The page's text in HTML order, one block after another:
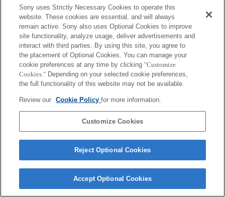
Disponible con un adaptador de monturas
El sonido de control del diafragma se graba con el micrófono interno.
Outside the A (Aperture priority), S (Shutter priority), and M (Manual) modes, the
shutter speed and the aperture can not be adjusted during the movie recording.
En función de las condiciones de grabación, el brillo de la imagen puede no ser
uniforme. Cambia la función [Front Curtain Shutter/Obturador de cortinilla frontal] a
[Off/Apagado].
Si acoplas la [lente del tipo A-mount] usando un Adaptador Mount, la función de
ayuda MF no funciona automáticamente cuando giras el anillo del foco. Puedes
agrandar la imagen seleccionando la función [Focus Magnifier/Lupa de foco] o la
función [MF Assist/Ayuda MF] a cualquier tecla en las "opciones personalizadas".
La función SteadyShot no responde cuando SteadyShot está ajustado a [Estándar].
Terms of Use Contact Us
Sony uses Strictly Necessary Cookies to operate this
website. These cookies are essential, and will always
remain active. Sony also uses Optional Cookies to improve
site functionality, analyze usage, deliver advertisements and
interact with third parties. By using this site, you agree to
the placement of Optional Cookies. You can manage your
cookie preferences at any time by clicking "Customize
Cookies." Depending on your selected cookie preferences,
the full functionality of this website may not be available.
Review our Cookie Policyfor more information.
Customize Cookies
Reject Optional Cookies
Accept Optional Cookies